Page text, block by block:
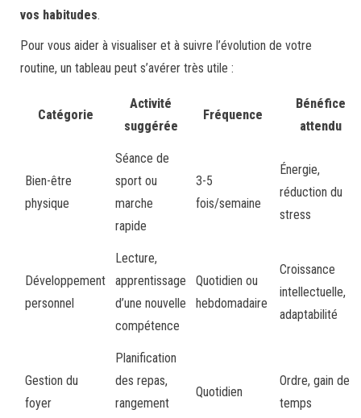
vos habitudes.
Pour vous aider à visualiser et à suivre l’évolution de votre
routine, un tableau peut s’avérer très utile :
Catégorie
Activité
suggérée
Fréquence
Bénéfice
attendu
Bien-être
physique
Séance de
sport ou
marche
rapide
3-5
fois/semaine
Énergie,
réduction du
stress
Développement
personnel
Lecture,
apprentissage
d’une nouvelle
compétence
Quotidien ou
hebdomadaire
Croissance
intellectuelle,
adaptabilité
Gestion du
foyer
Planification
des repas,
rangement
Quotidien
Ordre, gain de
temps